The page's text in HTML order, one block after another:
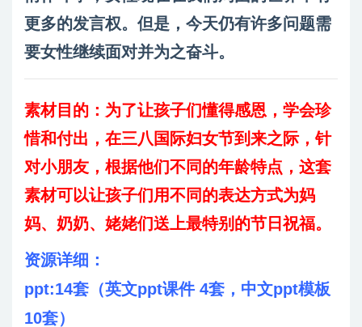
更多的发言权。但是，今天仍有许多问题需
要女性继续面对并为之奋斗。
素材目的：为了让孩子们懂得感恩，学会珍
惜和付出，在三八国际妇女节到来之际，针
对小朋友，根据他们不同的年龄特点，这套
素材可以让孩子们用不同的表达方式为妈
妈、奶奶、姥姥们送上最特别的节日祝福。
资源详细：
ppt:14套（英文ppt课件 4套，中文ppt模板
10套）